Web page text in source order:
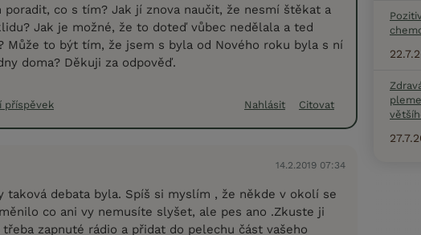
poradit, co s tím? Jak jí znova naučit, že nesmí štěkat a
Jak je možné, že to doteď vůbec nedělala a ted
Může to být tím, že jsem s byla od Nového roku byla s ní
doma? Děkuji za odpověď.
příspěvek Nahlásit Citovat
14.2.2019 07:34
taková debata byla. Spíš si myslím , že někde v okolí se
co ani vy nemusíte slyšet, ale pes ano .Zkuste ji
třeba zapnuté rádio a přidat do pelechu část vašeho